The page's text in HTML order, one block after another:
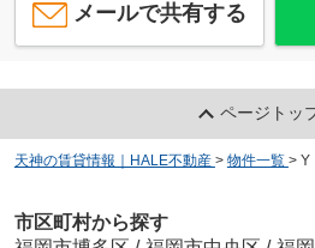
メールで共有する
ページトッ
天神の賃貸情報｜HALE不動産 > 物件一覧 > Y
市区町村から探す